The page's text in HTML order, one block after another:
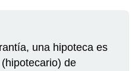
una hipoteca es
de